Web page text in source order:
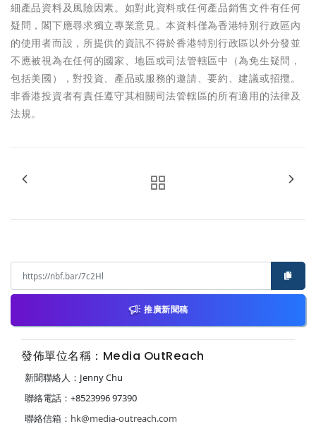
細產品資料及風險因素。如對此資料或任何產品銷售文件有任何
疑問，閣下應尋求獨立專業意見。本資料僅為香港特別行政區內
的使用者而設，所提供的資訊不得於香港特別行政區以外分發並
不應被視為在任何的國家、地區或司法管轄區中（為免生疑問，
包括美國），對投資、產品或服務的邀請、要約、建議或招攬。
非香港投資者有責任遵守其相關司法管轄區的所有適用的法律及
法規。
推廣新聞稿
發佈單位名稱：Media OutReach
新聞聯絡人：Jenny Chu
聯絡電話：+8523996 97390
聯絡信箱： hk@media-outreach.com